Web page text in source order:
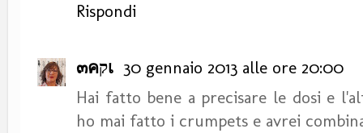
Rispondi
๓คקเ 30 gennaio 2013 alle ore 20:00
Hai fatto bene a precisare le dosi e
ho mai fatto i crumpets e avrei